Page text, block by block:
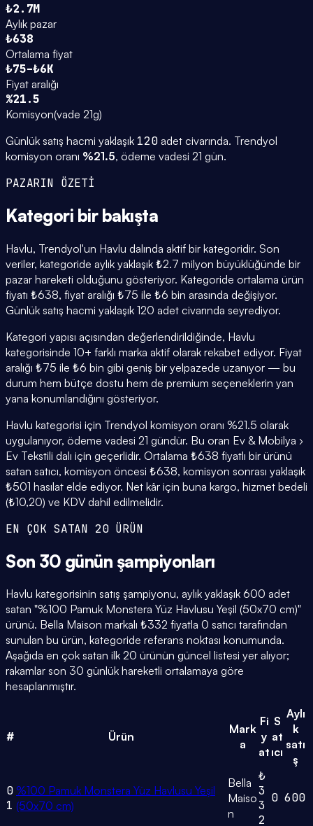
₺2.7M
Aylık pazar
₺638
Ortalama fiyat
₺75–₺6K
Fiyat aralığı
%21.5
Komisyon(vade 21g)
Günlük satış hacmi yaklaşık 120adet civarında. Trendyol
komisyon oranı %21.5, ödeme vadesi 21 gün.
PAZARIN ÖZETİ
Kategori bir bakışta
Havlu, Trendyol'un Havlu dalında aktif bir kategoridir. Son
veriler, kategoride aylık yaklaşık ₺2.7 milyon büyüklüğünde bir
pazar hareketi olduğunu gösteriyor. Kategoride ortalama ürün
fiyatı ₺638, fiyat aralığı ₺75 ile ₺6 bin arasında değişiyor.
Günlük satış hacmi yaklaşık 120 adet civarında seyrediyor.
Kategori yapısı açısından değerlendirildiğinde, Havlu
kategorisinde 10+ farklı marka aktif olarak rekabet ediyor. Fiyat
aralığı ₺75 ile ₺6 bin gibi geniş bir yelpazede uzanıyor — bu
durum hem bütçe dostu hem de premium seçeneklerin yan
yana konumlandığını gösteriyor.
Havlu kategorisi için Trendyol komisyon oranı %21.5 olarak
uygulanıyor, ödeme vadesi 21 gündür. Bu oran Ev & Mobilya ›
Ev Tekstili dalı için geçerlidir. Ortalama ₺638 fiyatlı bir ürünü
satan satıcı, komisyon öncesi ₺638, komisyon sonrası yaklaşık
₺501 hasılat elde ediyor. Net kâr için buna kargo, hizmet bedeli
(₺10,20) ve KDV dahil edilmelidir.
EN ÇOK SATAN 20 ÜRÜN
Son 30 günün şampiyonları
Havlu kategorisinin satış şampiyonu, aylık yaklaşık 600 adet
satan "%100 Pamuk Monstera Yüz Havlusu Yeşil (50x70 cm)"
ürünü. Bella Maison markalı ₺332 fiyatla 0 satıcı tarafından
sunulan bu ürün, kategoride referans noktası konumunda.
Aşağıda en çok satan ilk 20 ürünün güncel listesi yer alıyor;
rakamlar son 30 günlük hareketli ortalamaya göre
hesaplanmıştır.
# Ürün
Mark
a
Fi
y
at
S
at
ıcı
Aylı
k
satı
ş
0
1
%100 Pamuk Monstera Yüz Havlusu Yeşil
(50x70 cm)
Bella
Maiso
n
₺
3
3
2
0 600